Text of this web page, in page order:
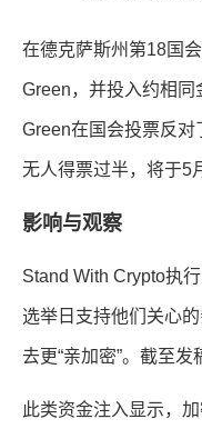
在德克萨斯州第18国
Green，并投入约相
Green在国会投票反
无人得票过半，将于5
影响与观察
Stand With Crypto执
选举日支持他们关心
去更“亲加密”。截至
此类资金注入显示，